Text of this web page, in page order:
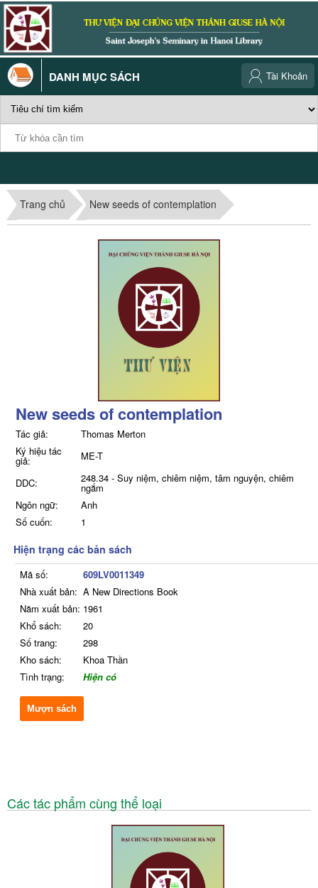
DANH MỤC SÁCH Tài Khoản
Trang chủ New seeds of contemplation
New seeds of contemplation
Tác giả:
Thomas Merton
Ký hiệu tác
giả:
ME-T
DDC:
248.34 - Suy niệm, chiêm niệm, tâm nguyện, chiêm
ngắm
Ngôn ngữ:
Anh
Số cuốn:
1
Hiện trạng các bản sách
Mã số:
609LV0011349
Nhà xuất bản: A New Directions Book
Năm xuất bản: 1961
Khổ sách:
20
Số trang:
298
Kho sách:
Khoa Thần
Tình trạng:
Hiện có
Mượn sách
Các tác phẩm cùng thể loại